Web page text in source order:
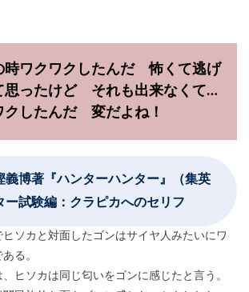
ワクワクしたんだ 怖くて逃げ
思ったけど それも出来なくて…
したんだ 変だよね！
義博著『ハンターハンター』（集英
試験編：クラピカへのセリフ
ソカと対面したゴンはサイヤ人みたいにワ
る。
ヒソカは同じ匂いをゴンに感じたと言う。